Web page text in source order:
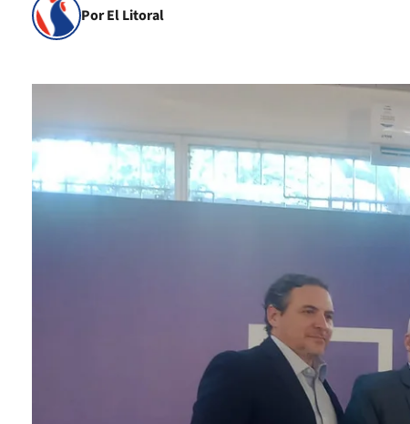
Por El Litoral